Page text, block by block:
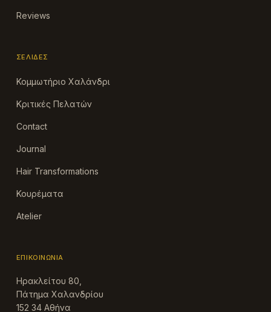
Reviews
ΣΕΛΊΔΕΣ
Κομμωτήριο Χαλάνδρι
Κριτικές Πελατών
Contact
Journal
Hair Transformations
Κουρέματα
Atelier
ΕΠΙΚΟΙΝΩΝΊΑ
Ηρακλείτου 80,
Πάτημα Χαλανδρίου
152 34 Αθήνα